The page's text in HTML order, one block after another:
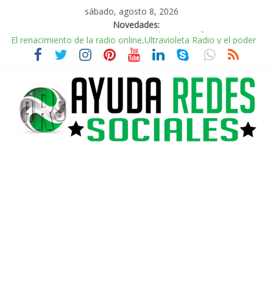
sábado, agosto 8, 2026
Novedades:
El renacimiento de la radio online,Ultravioleta Radio y el poder
de la música nostálgica
Incorporando Video Shorts de YouTube en WordPress
Radio Taxi Aljarafe y Redes Sociales Conduciendo hacia la
Conexión Digital
Radio Taxi Aljarafe tel 653404040 el Servicio Esencial de
Movilidad en Aljarafe
AVISPEX PLUS FORTE correctamente para proteger tu entorno